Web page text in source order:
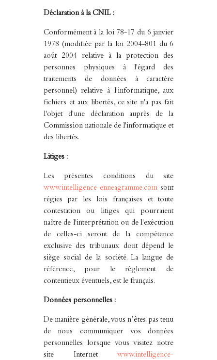
Déclaration à la CNIL :
Conformément à la loi 78-17 du 6 janvier
1978 (modifiée par la loi 2004-801 du 6
août 2004 relative à la protection des
personnes physiques à l'égard des
traitements de données à caractère
personnel) relative à l'informatique, aux
fichiers et aux libertés, ce site n'a pas fait
l'objet d'une déclaration auprès de la
Commission nationale de l'informatique et
des libertés.
Litiges :
Les présentes conditions du site
www.intelligence-enneagramme.comsont
régies par les lois françaises et toute
contestation ou litiges qui pourraient
naître de l'interprétation ou de l'exécution
de celles-ci seront de la compétence
exclusive des tribunaux dont dépend le
siège social de la société. La langue de
référence, pour le règlement de
contentieux éventuels, est le français.
Données personnelles :
De manière générale, vous n’êtes pas tenu
de nous communiquer vos données
personnelles lorsque vous visitez notre
site Internetwww.intelligence-